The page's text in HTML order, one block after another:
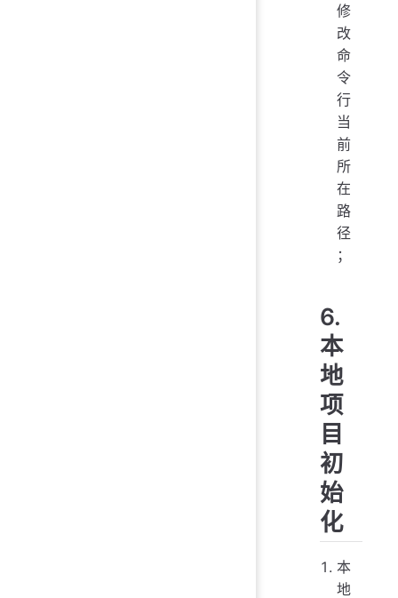
修
改
命
令
行
当
前
所
在
路
径
；
6.
本
地
项
目
初
始
化
本
地